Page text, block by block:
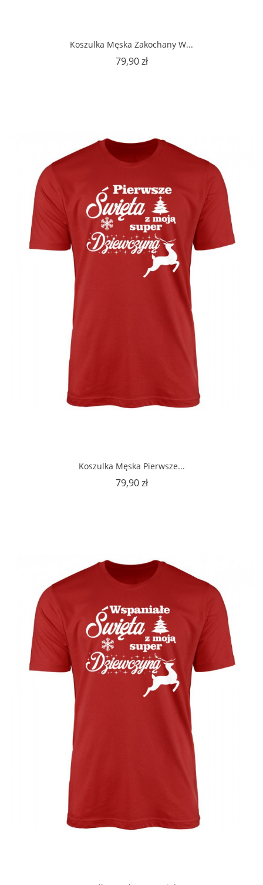
Koszulka Męska Zakochany W...
79,90 złCena
Koszulka Męska Pierwsze...
79,90 złCena